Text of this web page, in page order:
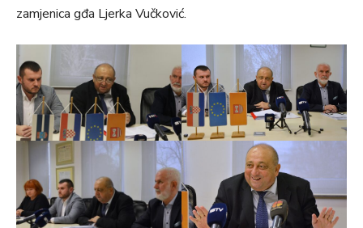
zamjenica gđa Ljerka Vučković.